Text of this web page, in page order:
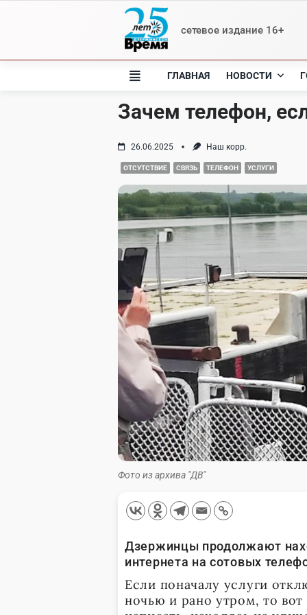
сетевое издание 16+
ГЛАВНАЯ НОВОСТИ
Зачем телефон,
26.06.2025 Наш корр.
ОТСУТСТВИЕ СВЯЗЬ ТЕЛЕФОН УСЛУГИ
Фото из архива "ДВ"
Дзержинцы продолжают
интернета на сотовых
Если поначалу услуги
ночью и рано утром, то